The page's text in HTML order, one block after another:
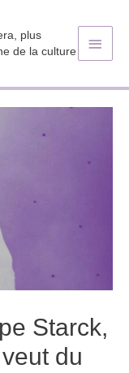
plus
de la culture
Menu
Starck,
du